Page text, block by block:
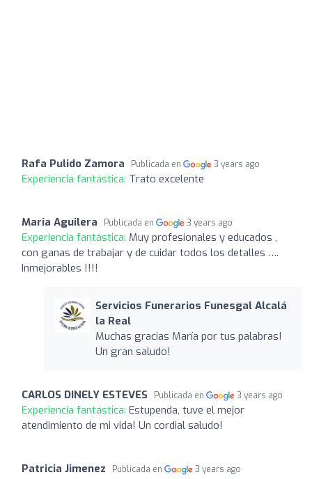
Rafa Pulido Zamora Publicada en 3 years ago
Experiencia fantástica: Trato excelente
Maria Aguilera Publicada en 3 years ago
Experiencia fantástica: Muy profesionales y educados ,
con ganas de trabajar y de cuidar todos los detalles ….
Inmejorables !!!!
Servicios Funerarios Funesgal Alcalá
la Real
Muchas gracias María por tus palabras!
Un gran saludo!
CARLOS DINELY ESTEVES Publicada en 3 years ago
Experiencia fantástica: Estupenda, tuve el mejor
atendimiento de mi vida! Un cordial saludo!
Patricia Jimenez Publicada en 3 years ago